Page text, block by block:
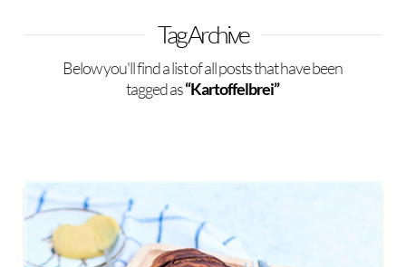
Tag Archive
Below you'll find a list of all posts that have been
tagged as“Kartoffelbrei”